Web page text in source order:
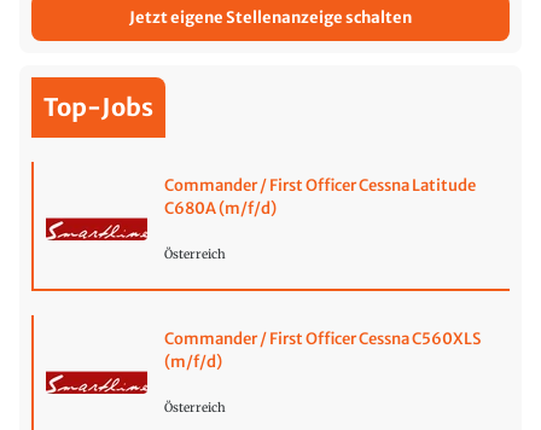
Jetzt eigene Stellenanzeige schalten
Top-Jobs
Commander / First Officer Cessna Latitude
C680A (m/f/d)
Österreich
Commander / First Officer Cessna C560XLS
(m/f/d)
Österreich